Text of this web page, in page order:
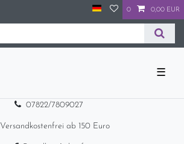
0 0,00 EUR
☰
07822/7809027
Versandkostenfrei ab 150 Euro